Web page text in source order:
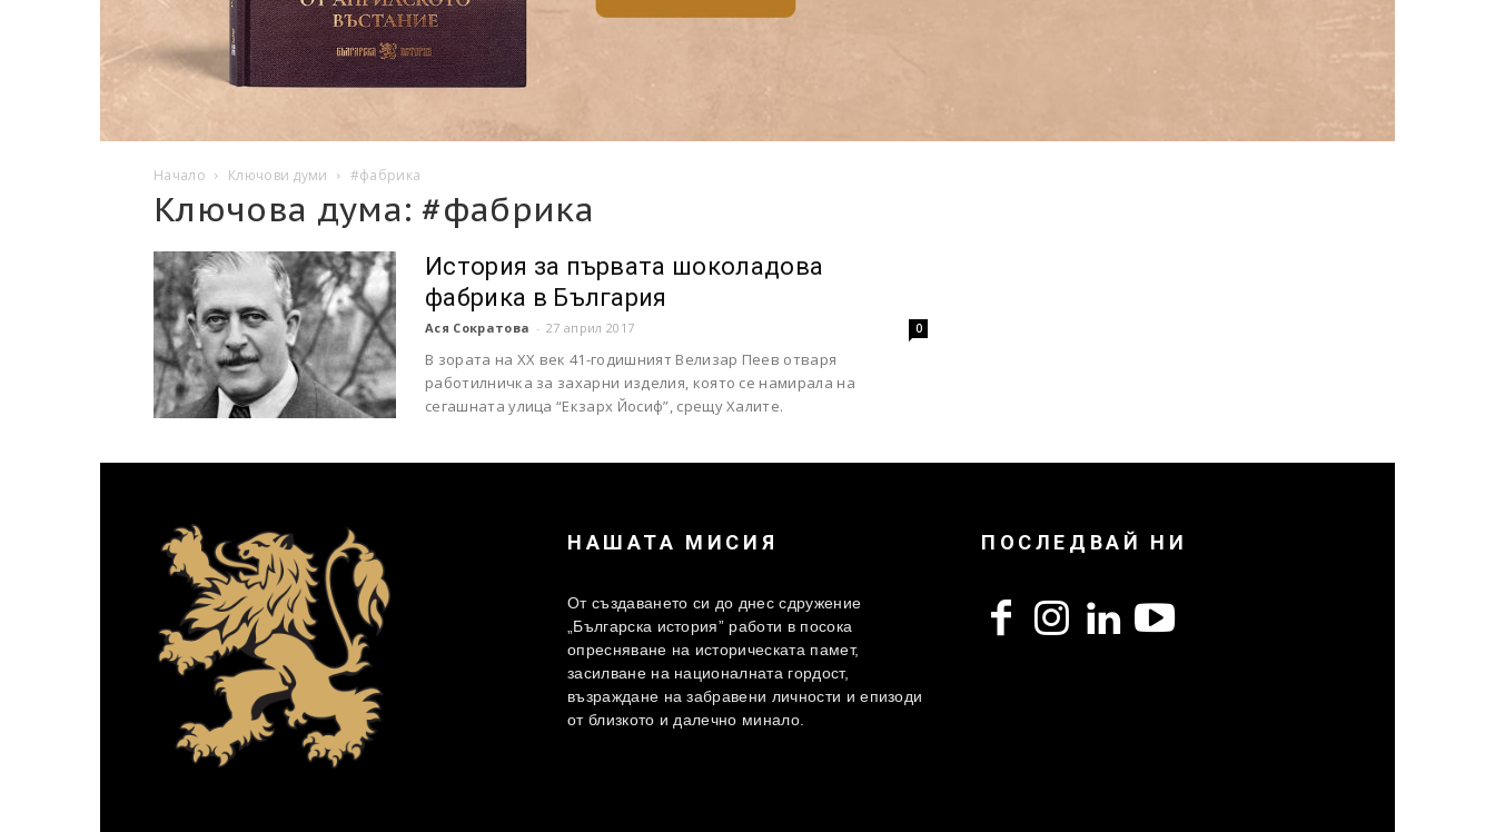
Начало Ключови думи #фабрика
Ключова дума: #фабрика
История за първата шоколадова
фабрика в България
Ася Сократова - 27 април 2017 0
В зората на XX век 41-годишният Велизар Пеев отваря
работилничка за захарни изделия, която се намирала на
сегашната улица “Екзарх Йосиф”, срещу Халите.
НАШАТА МИСИЯ
От създаването си до днес сдружение
„Българска история” работи в посока
опресняване на историческата памет,
засилване на националната гордост,
възраждане на забравени личности и епизоди
от близкото и далечно минало.
ПОСЛЕДВАЙ НИ